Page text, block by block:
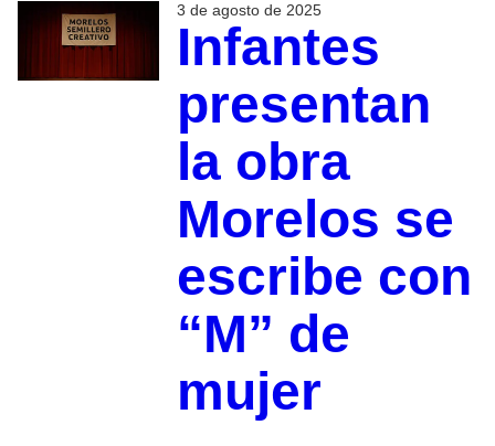
3 de agosto de 2025
Infantes
presentan
la obra
Morelos se
escribe con
“M” de
mujer